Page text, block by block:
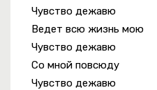
Чувство дежавю
Ведет всю жизнь мою
Чувство дежавю
Со мной повсюду
Чувство дежавю